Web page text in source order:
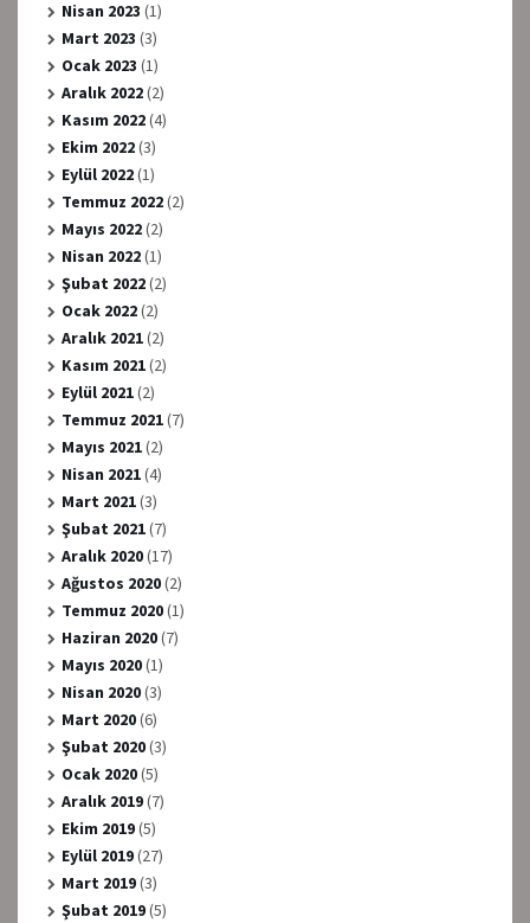
Nisan 2023 (1)
Mart 2023 (3)
Ocak 2023 (1)
Aralık 2022(2)
Kasım 2022(4)
Ekim 2022(3)
Eylül 2022(1)
Temmuz 2022(2)
Mayıs 2022(2)
Nisan 2022(1)
Şubat 2022(2)
Ocak 2022(2)
Aralık 2021(2)
Kasım 2021(2)
Eylül 2021(2)
Temmuz 2021(7)
Mayıs 2021(2)
Nisan 2021(4)
Mart 2021(3)
Şubat 2021(7)
Aralık 2020(17)
Ağustos 2020(2)
Temmuz 2020(1)
Haziran 2020(7)
Mayıs 2020(1)
Nisan 2020(3)
Mart 2020(6)
Şubat 2020(3)
Ocak 2020(5)
Aralık 2019(7)
Ekim 2019(5)
Eylül 2019(27)
Mart 2019(3)
Şubat 2019(5)